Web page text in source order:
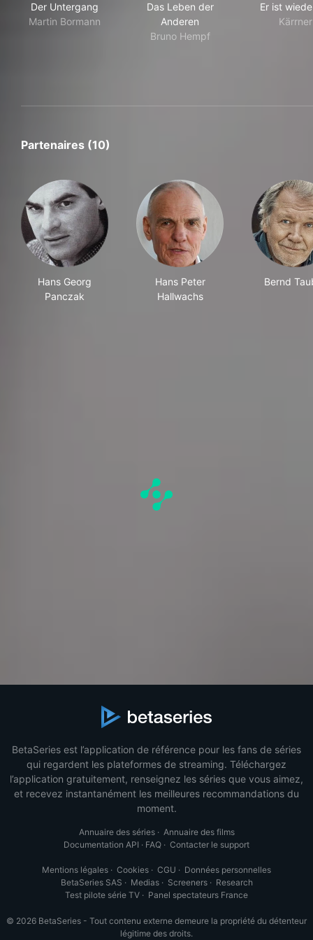
Der Untergang
Martin Bormann
Das Leben der
Anderen
Bruno Hempf
Er ist
Kärrner
Partenaires (10)
Hans Georg
Panczak
Hans Peter
Hallwachs
Bernd
BetaSeries est l’application de référence pour les fans de séries
qui regardent les plateformes de streaming. Téléchargez
l’application gratuitement, renseignez les séries que vous aimez,
et recevez instantanément les meilleures recommandations du
moment.
Annuaire des séries· Annuaire des films
Documentation API · FAQ · Contacter le support
Mentions légales · Cookies · CGU · Données personnelles
BetaSeries SAS · Medias· Screeners· Research
Test pilote série TV · Panel spectateurs France
© 2026 BetaSeries - Tout contenu externe demeure la propriété du détenteur
légitime des droits.